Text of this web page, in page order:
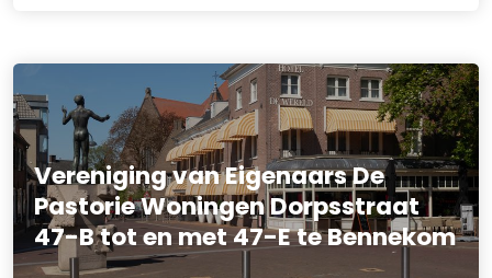
Vereniging van Eigenaars De
Pastorie Woningen Dorpsstraat
47-B tot en met 47-E te Bennekom